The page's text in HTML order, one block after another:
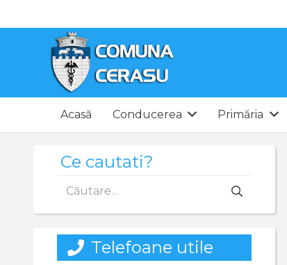
Acasă Conducerea Primăria
Ce cautati?
după:
Telefoane utile